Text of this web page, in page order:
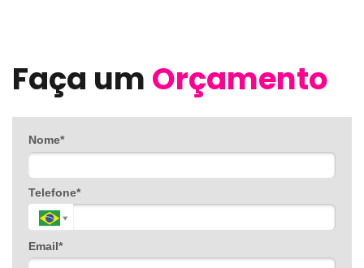
Faça um Orçamento
Nome*
Telefone*
Email*